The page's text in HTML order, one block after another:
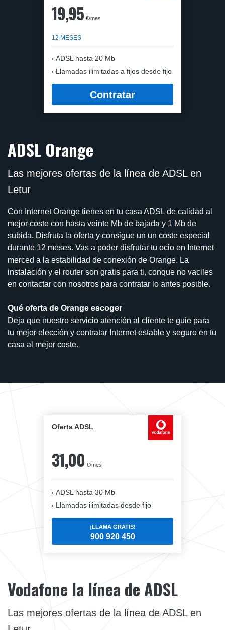
19,95 €/mes
12 MESES
ADSL hasta 20 Mb
Llamadas ilimitadas a fijos desde fijo
Contratar
ADSL Orange
Las mejores ofertas de la línea de ADSL en
Letur
Con Internet Orange tienes en tu casa ADSL de calidad al
mejor coste con hasta veinte Mb de bajada y 1 Mb de
subida. Disfruta la oferta y consigue un un coste especial
durante 12 meses. Vas a poder disfrutar tu ocio en Internet
merced a la estabilidad de conexión de Orange. La
instalación y el router son gratis para ti, conque no vaciles
en contactar con nosotros para contratar lo antes posible.
Qué oferta de Orange escoger
Deja que nuestro servicio atención al cliente te guie para
tu mejor elección y contratar Internet estable y seguro en tu
casa al mejor coste.
Oferta ADSL
31,00 €/mes
ADSL hasta 30 Mb
Llamadas ilimitadas desde fijo
¡LLAMA GRATIS!
900 920 450
Vodafone la línea de ADSL
Las mejores ofertas de la línea de ADSL en